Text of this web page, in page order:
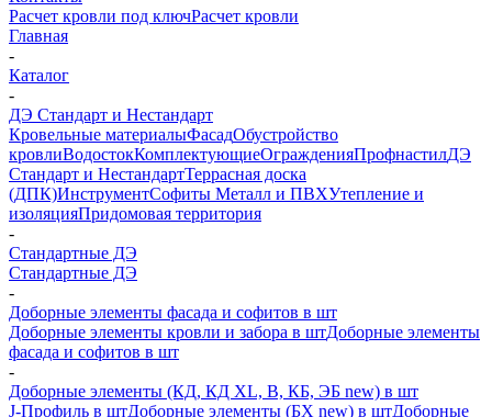
Расчет кровли под ключРасчет кровли
Главная
-
Каталог
-
ДЭ Стандарт и Нестандарт
Кровельные материалыФасадОбустройство
кровлиВодостокКомплектующиеОгражденияПрофнастилДЭ
Стандарт и НестандартТеррасная доска
(ДПК)ИнструментСофиты Металл и ПВХУтепление и
изоляцияПридомовая территория
-
Стандартные ДЭ
Стандартные ДЭ
-
Доборные элементы фасада и софитов в шт
Доборные элементы кровли и забора в штДоборные элементы
фасада и софитов в шт
-
Доборные элементы (КД, КД XL, В, КБ, ЭБ new) в шт
J-Профиль в штДоборные элементы (БХ new) в штДоборные